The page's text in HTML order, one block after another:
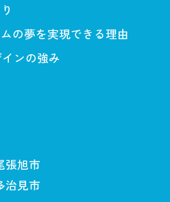
の夢を実現できる理由
ンの強み
張旭市
治見市